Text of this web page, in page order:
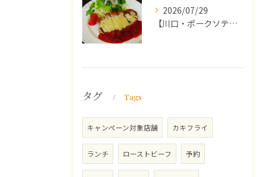
2026/07/29
【川口・ポークソテー】ランチ・ディナーにおススメの週替わりメ...
タグ Tags
キャンペーン対象店舗 カキフライ
ランチ ローストビーフ 予約